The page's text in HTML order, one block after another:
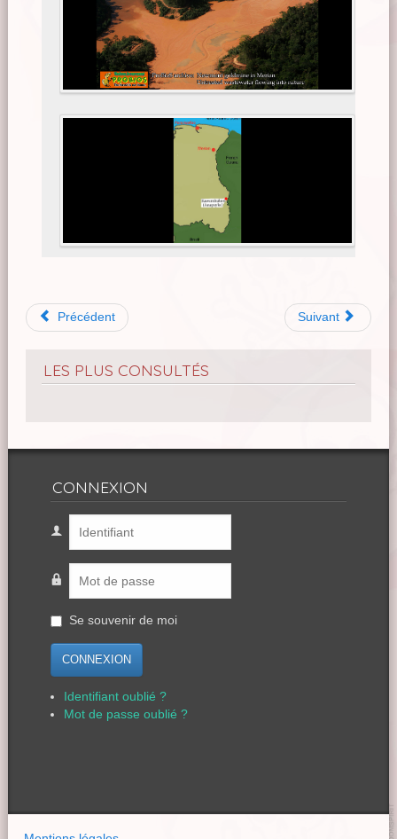
Précédent Suivant
LES PLUS CONSULTÉS
CONNEXION
Se souvenir de moi
CONNEXION
Identifiant oublié ?
Mot de passe oublié ?